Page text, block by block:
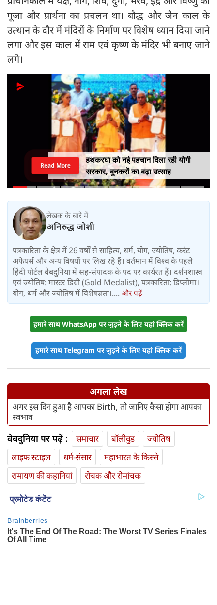
पूजा और प्रार्थना का प्रचलन था। बौद्ध और जैन काल के
उत्थान के दौर में मंदिरों के निर्माण पर विशेष ध्यान दिया जाने
लगा और इस काल में राम एवं कृष्ण के मंदिर भी बनाए जाने
लगे।
हथकरघा को नई पहचान दिला रही योगी
सरकार, बुनकरों का बढ़ा उत्साह
Read More
लेखक के बारे में
अनिरुद्ध जोशी
पत्रकारिता के क्षेत्र में 26 वर्षों से साहित्य, धर्म, योग, ज्योतिष, करंट
अफेयर्स और अन्य विषयों पर लिख रहे हैं। वर्तमान में विश्‍व के पहले
हिंदी पोर्टल वेबदुनिया में सह-संपादक के पद पर कार्यरत हैं। दर्शनशास्त्र
एवं ज्योतिष: मास्टर डिग्री (Gold Medalist), पत्रकारिता: डिप्लोमा।
योग, धर्म और ज्योतिष में विशेषज्ञता।.... और पढ़ें
हमारे साथ WhatsApp पर जुड़ने के लिए यहां क्लिक करें
हमारे साथ Telegram पर जुड़ने के लिए यहां क्लिक करें
अगला लेख
अगर इस दिन हुआ है आपका Birth, तो जानिए कैसा होगा आपका
स्वभाव
वेबदुनिया पर पढ़ें : समाचार बॉलीवुड
ज्योतिष
लाइफ स्‍टाइल
धर्म-संसार
महाभारत के किस्से
रामायण की कहानियां
रोचक और रोमांचक